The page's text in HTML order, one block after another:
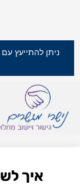
ניתן להתייעץ עם
איך